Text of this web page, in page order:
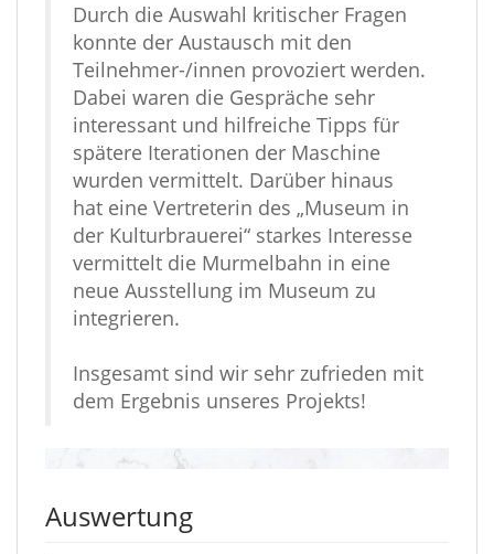
Durch die Auswahl kritischer Fragen
konnte der Austausch mit den
Teilnehmer-/innen provoziert werden.
Dabei waren die Gespräche sehr
interessant und hilfreiche Tipps für
spätere Iterationen der Maschine
wurden vermittelt. Darüber hinaus
hat eine Vertreterin des „Museum in
der Kulturbrauerei“ starkes Interesse
vermittelt die Murmelbahn in eine
neue Ausstellung im Museum zu
integrieren.
Insgesamt sind wir sehr zufrieden mit
dem Ergebnis unseres Projekts!
Auswertung